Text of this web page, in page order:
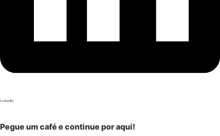
LinkedIn
Pegue um café e continue por aqui!